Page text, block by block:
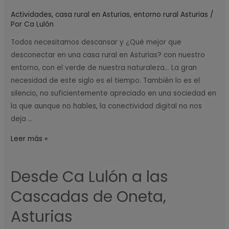
Actividades, casa rural en Asturias, entorno rural Asturias /
Por Ca Lulón
Todos necesitamos descansar y ¿Qué mejor que
desconectar en una casa rural en Asturias? con nuestro
entorno, con el verde de nuestra naturaleza… La gran
necesidad de este siglo es el tiempo. También lo es el
silencio, no suficientemente apreciado en una sociedad en
la que aunque no hables, la conectividad digital no nos
deja …
de
Asturias
Leer más »
Desde Ca Lulón a las
Cascadas de Oneta,
Asturias
Desde
Ca
Lulón
a
las